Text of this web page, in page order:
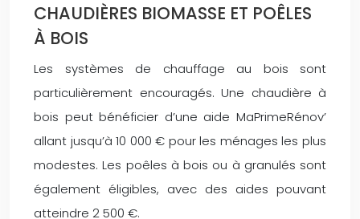
CHAUDIÈRES BIOMASSE ET POÊLES
À BOIS
Les systèmes de chauffage au bois sont
particulièrement encouragés. Une chaudière à
bois peut bénéficier d’une aide MaPrimeRénov’
allant jusqu’à 10 000 € pour les ménages les plus
modestes. Les poêles à bois ou à granulés sont
également éligibles, avec des aides pouvant
atteindre 2 500 €.